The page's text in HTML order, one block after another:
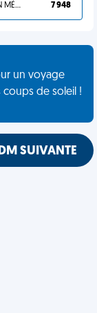
TU L'AS BIEN MÉRITÉ 7 948
un voyage
coups de soleil !
SUIVANTE